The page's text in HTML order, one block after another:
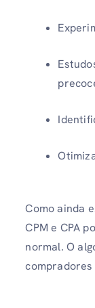
Como ainda
CPM e CPA
normal. O
compradores